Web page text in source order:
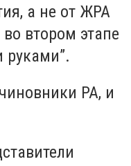
а не от ЖРА
втором этапе
руками”.
РА, и